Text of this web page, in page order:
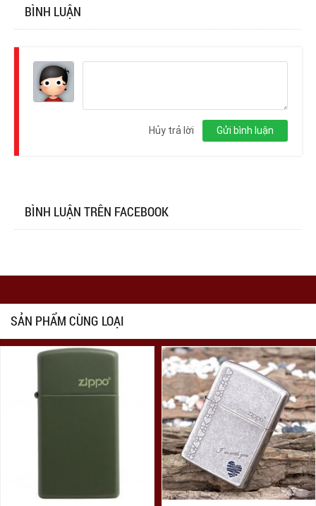
BÌNH LUẬN
Gửi bình luận
Hủy trả lời
BÌNH LUẬN TRÊN FACEBOOK
SẢN PHẨM CÙNG LOẠI